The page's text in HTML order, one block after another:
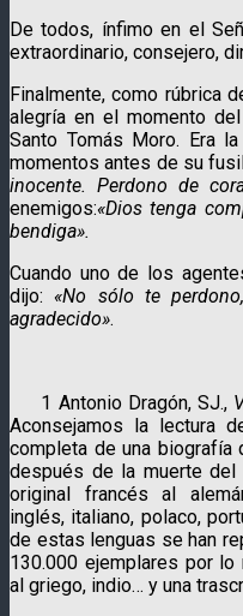
De todos, ínfimo en el
extraordinario, consejero,
Finalmente, como rúbrica
alegría en el momento
Santo Tomás Moro. Era
momentos antes de su
inocente. Perdono de
enemigos:«Dios tenga
bendiga».
Cuando uno de los
dijo:«No sólo te
agradecido».
1 Antonio Dragón, SJ.,
Aconsejamos la lectura
completa de una biografía
después de la muerte
original francés al
inglés, italiano, polaco,
de estas lenguas se han
130.000 ejemplares por lo
al griego, indio… y una